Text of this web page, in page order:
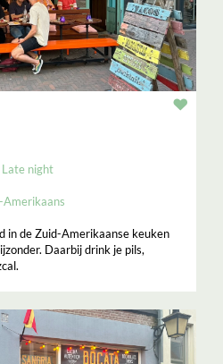
Late night
Amerikaans
in de Zuid-Amerikaanse keuken
Daarbij drink je pils,